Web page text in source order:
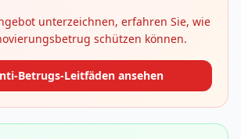
unterzeichnen, erfahren Sie, wie
schützen können.
Betrugs-Leitfäden ansehen